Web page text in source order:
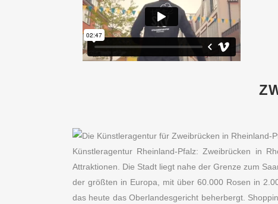
Künstleragentur Rheinland-Pfalz: Zweibrücken in
Attraktionen. Die Stadt liegt nahe der Grenze zum
der größten in Europa, mit über 60.000 Rosen in
das heute das Oberlandesgericht beherbergt.